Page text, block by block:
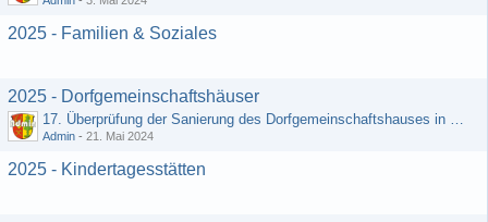
2025 - Familien & Soziales
2025 - Dorfgemeinschaftshäuser
17. Überprüfung der Sanierung des Dorfgemeinschaftshauses in Egenroth
Admin - 21. Mai 2024
2025 - Kindertagesstätten